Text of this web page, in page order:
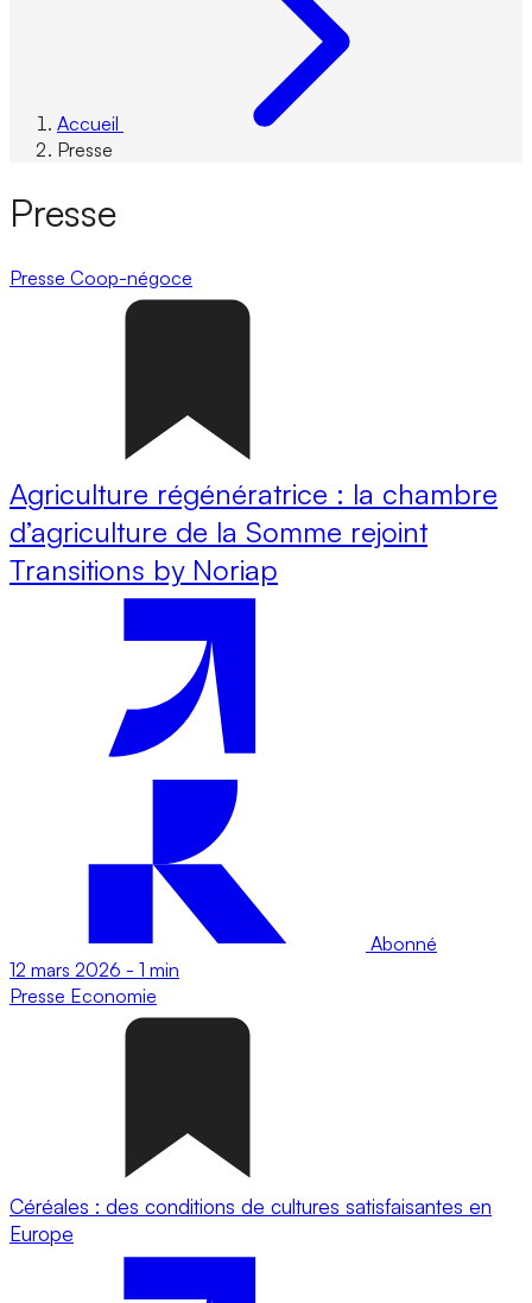
Accueil
Presse
Presse
Presse Coop-négoce
Agriculture régénératrice : la chambre
d’agriculture de la Somme rejoint
Transitions by Noriap
Abonné
12 mars 2026 - 1 min
Presse Economie
Céréales : des conditions de cultures satisfaisantes en
Europe